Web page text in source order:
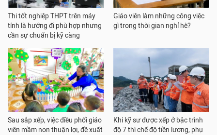
Thi tốt nghiệp THPT trên máy
tính là hướng đi phù hợp nhưng
cần sự chuẩn bị kỹ càng
Giáo viên làm những công việc
gì trong thời gian nghỉ hè?
Sau sắp xếp, việc điều phối giáo
viên mầm non thuận lợi, đề xuất
Khi kỹ sư được xếp ở bậc trình
độ 7 thì chế độ tiền lương, phụ